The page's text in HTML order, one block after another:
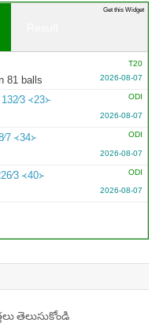
T20
2026-08-07
81 balls
ODI
132∕3 ᚜23᚛
2026-08-07
ODI
᚜34᚛
2026-08-07
ODI
᚜40᚛
2026-08-07
Get this Widget
తెలుసుకోండి